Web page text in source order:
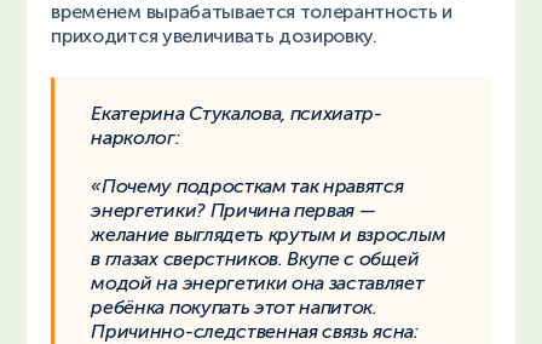
временем вырабатывается толерантность и
приходится увеличивать дозировку.
Екатерина Стукалова, психиатр-
нарколог:
«Почему подросткам так нравятся
энергетики? Причина первая —
желание выглядеть крутым и взрослым
в глазах сверстников. Вкупе с общей
модой на энергетики она заставляет
ребёнка покупать этот напиток.
Причинно-следственная связь ясна: